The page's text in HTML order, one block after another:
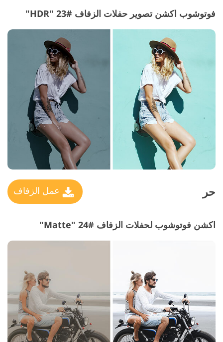
فوتوشوب اكشن تصوير حفلات الزفاف #23 "HDR"
حر عمل الزفاف
اكشن فوتوشوب لحفلات الزفاف #24 "Matte"